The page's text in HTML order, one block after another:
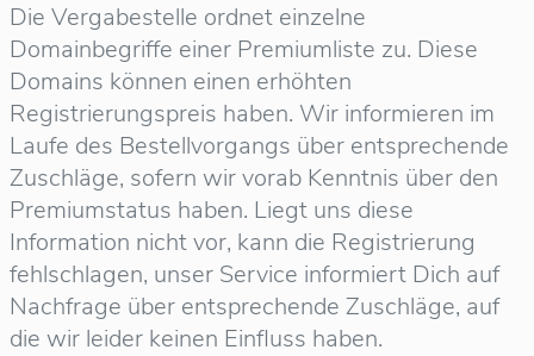
Die Vergabestelle ordnet einzelne
Domainbegriffe einer Premiumliste zu. Diese
Domains können einen erhöhten
Registrierungspreis haben. Wir informieren im
Laufe des Bestellvorgangs über entsprechende
Zuschläge, sofern wir vorab Kenntnis über den
Premiumstatus haben. Liegt uns diese
Information nicht vor, kann die Registrierung
fehlschlagen, unser Service informiert Dich auf
Nachfrage über entsprechende Zuschläge, auf
die wir leider keinen Einfluss haben.